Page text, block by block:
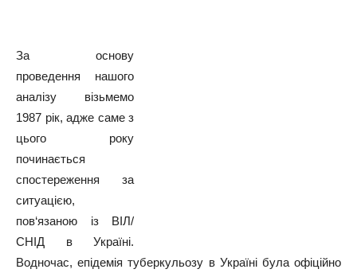
За основу
проведення нашого
аналізу візьмемо
1987 рік, адже саме з
цього року
починається
спостереження за
ситуацією,
пов‘язаною із ВІЛ/
СНІД в Україні.
Водночас, епідемія туберкульозу в Україні була офіційно